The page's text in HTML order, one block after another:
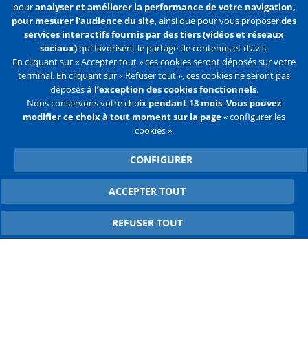
En savoir plus
S'abonner
Liens Mentions légales Données personnelles
ligne
Contact Plan du site
Flux
RSS
FacebookYoutube
pouranalyser et améliorer la performance de votre navigation,
pour mesurer l'audience du site, ainsi que pour vous proposerdes
services interactifs fournis par des tiers (vidéos et réseaux
sociaux)qui favorisent le partage de contenus et d’avis.
En cliquant sur « Accepter tout » ces cookies seront déposés sur votre
terminal. En cliquant sur « Refuser tout », ces cookies ne seront pas
déposésà l’exception des cookies fonctionnels.
Nous conservons votre choix pendant 13 mois.Vous pouvez
modifier ce choix à tout moment sur la page« configurer les
cookies ».
CONFIGURER
ACCEPTER TOUT
WITHDRAW CONSENT
REFUSER TOUT